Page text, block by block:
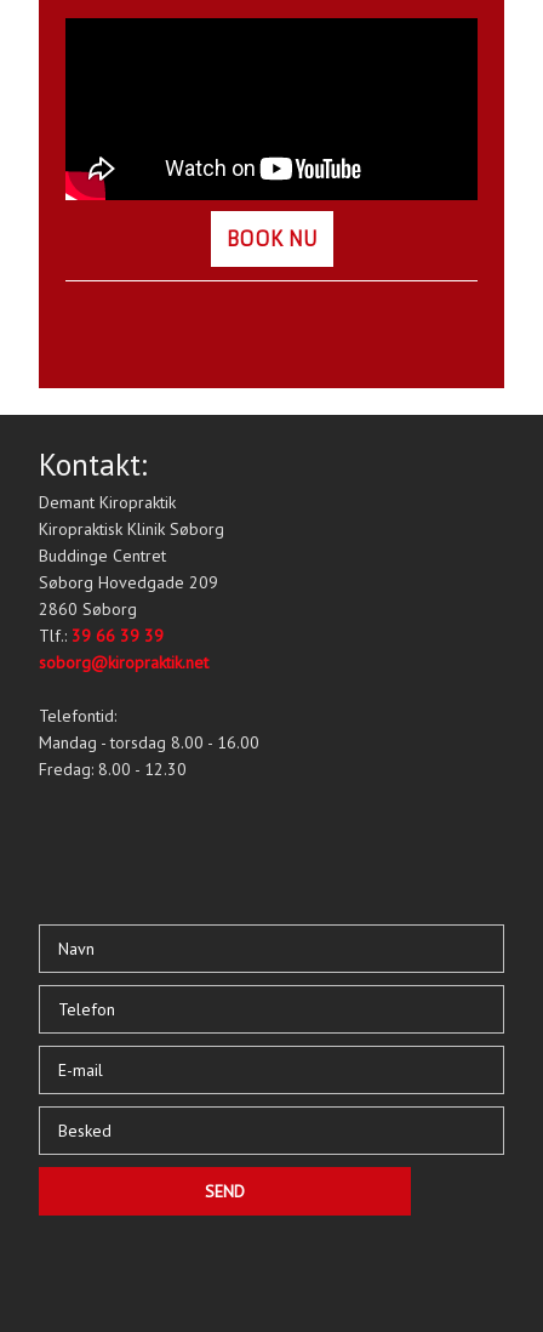
BOOK NU​
Kontakt:
Demant Kiropraktik
Kiropraktisk Klinik Søborg
Buddinge Centret
Søborg Hovedgade 209
2860 Søborg
Tlf.: 39 66 39 39
soborg@kiropraktik.net
Telefontid:
Mandag - torsdag 8.00 - 16.00
Fredag: 8.00 - 12.30